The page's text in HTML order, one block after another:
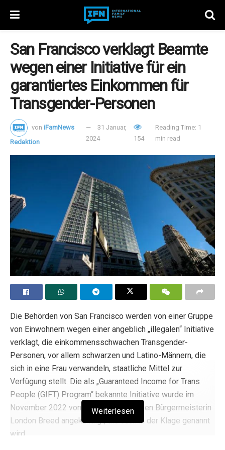
San Francisco verklagt Beamte
wegen einer Initiative für ein
garantiertes Einkommen für
Transgender-Personen
von iFamNews
Redaktion
31 Januar,
2024
154
Reading Time: 1
min read
Die Behörden von San Francisco werden von einer Gruppe
von Einwohnern wegen einer angeblich „illegalen“ Initiative
verklagt, die einkommensschwachen Transgender-
Personen, vor allem schwarzen und Latino-Männern, die
sich in eine Frau verwandeln, staatliche Mittel zur
Verfügung stellt. Die als „Guaranteed Income for Trans
People (GIFT) Program“ bekannte Initiative wurde im
November 2022 von der demokratischen Bürgermeisterin
London Breed angekündigt, die auch in der Klage genannt
wird.
Weiterlesen